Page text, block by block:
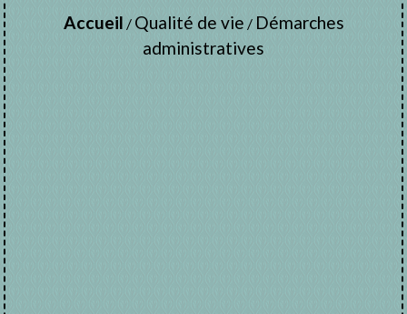
Accueil / Qualité de vie / Démarches
administratives